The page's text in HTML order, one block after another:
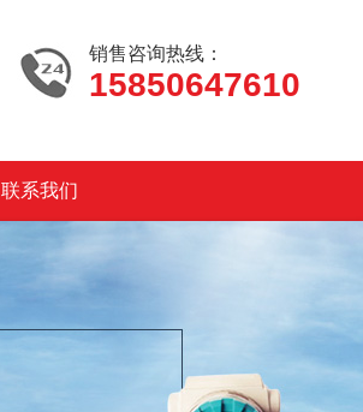
销售咨询热线：
15850647610
联系我们